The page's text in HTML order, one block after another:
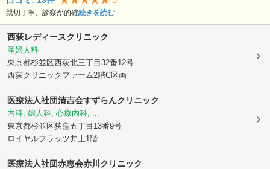
親切丁寧、診察が的確続きを読む
西荻レディースクリニック
産婦人科
東京都杉並区西荻北三丁目32番12号
西荻クリニックファーム2階C区画
医療法人社団清吉会すずらんクリニック
内科, 婦人科, 心療内科, ...
東京都杉並区荻窪五丁目13番9号
ロイヤルフラッツ井上1階
医療法人社団赤恵会赤川クリニック